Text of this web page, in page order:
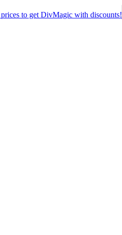
prices to get DivMagic with discounts!